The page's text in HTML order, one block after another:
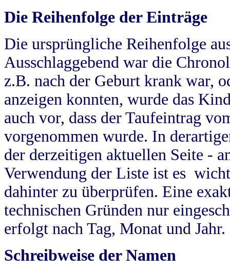
Die Reihenfolge der Einträge
Die ursprüngliche Reihenfolge
Ausschlaggebend war die
z.B. nach der Geburt krank war,
anzeigen konnten, wurde das
auch vor, dass der Taufeintrag
vorgenommen wurde. In
der derzeitigen aktuellen Seite -
Verwendung der Liste ist es
dahinter zu überprüfen. Eine
technischen Gründen nur
erfolgt nach Tag, Monat und Jahr.
Schreibweise der Namen